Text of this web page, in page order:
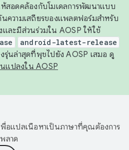
สอดคล้องกับโมเดลการพัฒนาแบบ
ความเสถียรของแพลตฟอร์มสำหรับ
และมีส่วนร่วมใน AOSP ให้ใช้
android-latest-release
รุ่นล่าสุดที่พุชไปยัง AOSP เสมอ ดู
นแปลงใน AOSP
อแปลเนื้อหาเป็นภาษาที่คุณต้องการ
ลาด